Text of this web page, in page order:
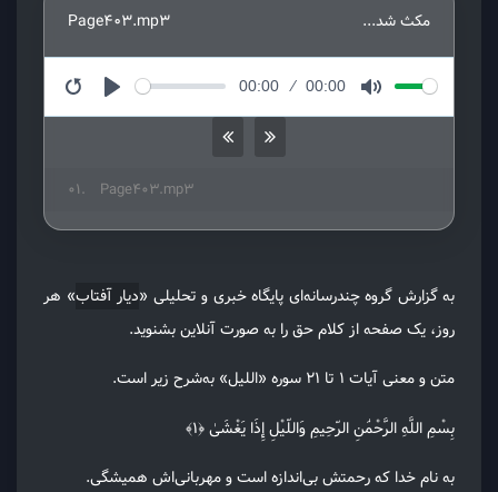
مکث شد... Page403.mp3
00:00
00:00
01. Page403.mp3
به گزارش گروه چندرسانه‌ای پایگاه خبری و تحلیلی «دیار آفتاب» هر
روز، یک صفحه از کلام حق را به صورت آنلاین بشنوید.
متن و معنی آیات ۱ تا ۲۱ سوره «اللیل» به‌شرح زیر است.
بِسْمِ اللَّهِ الرَّحْمَٰنِ الرّحِیمِ وَاللّیْلِ إِذَا یَغْشَیٰ ﴿۱﴾
به نام خدا که رحمتش بی‌اندازه است و مهربانی‌اش همیشگی.